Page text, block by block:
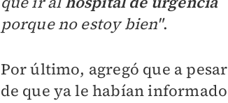
porque no estoy bien".
Por último, agregó que a pesar
de que ya le habían informado